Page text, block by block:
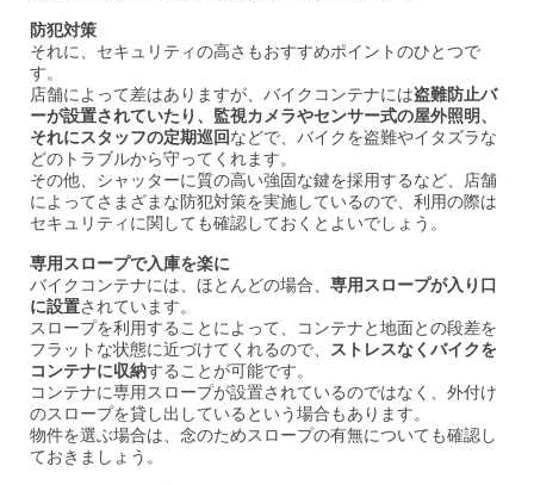
防犯対策
それに、セキュリティの高さもおすすめポイントのひとつで
す。
店舗によって差はありますが、バイクコンテナには盗難防止バ
ーが設置されていたり、監視カメラやセンサー式の屋外照明、
それにスタッフの定期巡回などで、バイクを盗難やイタズラな
どのトラブルから守ってくれます。
その他、シャッターに質の高い強固な鍵を採用するなど、店舗
によってさまざまな防犯対策を実施しているので、利用の際は
セキュリティに関しても確認しておくとよいでしょう。
専用スロープで入庫を楽に
バイクコンテナには、ほとんどの場合、 専用スロープが入り口
に設置されています。
スロープを利用することによって、コンテナと地面との段差を
フラットな状態に近づけてくれるので、
ストレスなくバイクを
コンテナに収納することが可能です。
コンテナに専用スロープが設置されているのではなく、外付け
のスロープを貸し出しているという場合もあります。
物件を選ぶ場合は、念のためスロープの有無についても確認し
ておきましょう。